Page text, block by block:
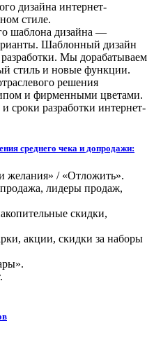
дизайна интернет-
стиле.
шаблона дизайна —
Шаблонный дизайн
Мы дорабатываем
стиль и новые функции.
решения
и фирменными цветами.
сроки разработки интернет-
среднего чека и допродажи:
желания» / «Отложить».
лидеры продаж,
скидки,
акции, скидки за наборы